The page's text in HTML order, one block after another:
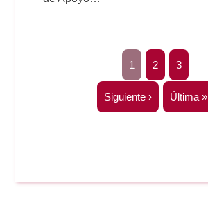
Pagination Current
page
1 Page
2 Page
3
Next
page
Siguiente ›
Last
page
Última »